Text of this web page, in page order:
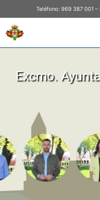
Teléfono: 969 387 001 –
Excmo.